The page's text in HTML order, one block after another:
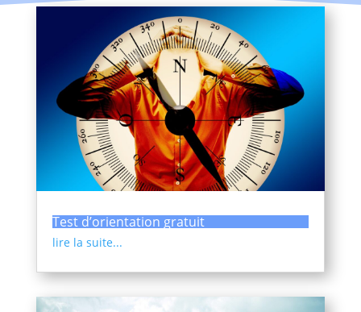
Test d’orientation gratuit
lire la suite...